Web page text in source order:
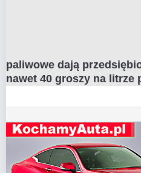
paliwowe dają
nawet 40 groszy na litrze